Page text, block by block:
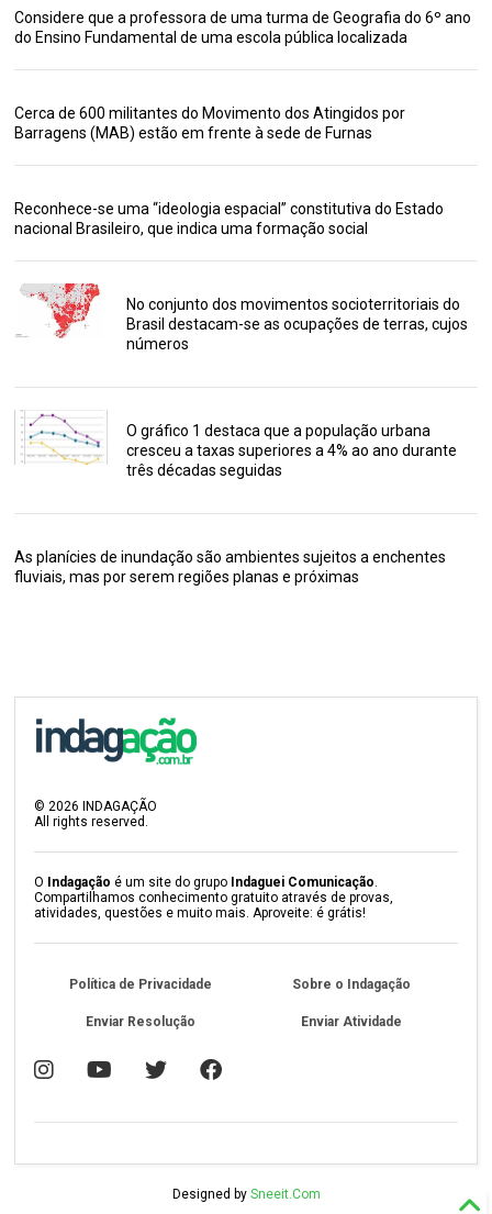
Considere que a professora de uma turma de Geografia do 6º ano
do Ensino Fundamental de uma escola pública localizada
Cerca de 600 militantes do Movimento dos Atingidos por
Barragens (MAB) estão em frente à sede de Furnas
Reconhece-se uma “ideologia espacial” constitutiva do Estado
nacional Brasileiro, que indica uma formação social
No conjunto dos movimentos socioterritoriais do
Brasil destacam-se as ocupações de terras, cujos
números
O gráfico 1 destaca que a população urbana
cresceu a taxas superiores a 4% ao ano durante
três décadas seguidas
As planícies de inundação são ambientes sujeitos a enchentes
fluviais, mas por serem regiões planas e próximas
© 2026 INDAGAÇÃO
All rights reserved.
O Indagação é um site do grupo Indaguei Comunicação
Compartilhamos conhecimento gratuito através de provas,
atividades, questões e muito mais. Aproveite: é grátis!
Política de Privacidade Sobre o Indagação
Enviar Resolução Enviar Atividade
Designed by Sneeit.Com